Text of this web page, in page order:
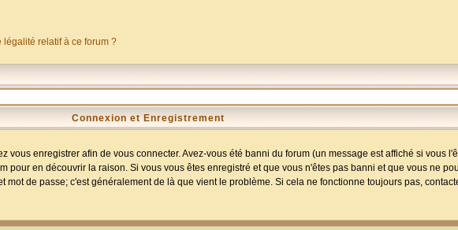
relatif à ce forum ?
Connexion et Enregistrement
vous enregistrer afin de vous connecter. Avez-vous été banni du forum (un message est affiché si vous
pour en découvrir la raison. Si vous vous êtes enregistré et que vous n'êtes pas banni et que vous ne
mot de passe; c'est généralement de là que vient le problème. Si cela ne fonctionne toujours pas,